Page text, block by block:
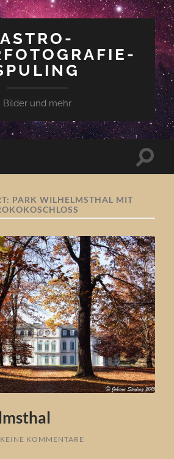
ASTRO-
Bilder und mehr
PARK WILHELMSTHAL MIT
KEINE KOMMENTARE